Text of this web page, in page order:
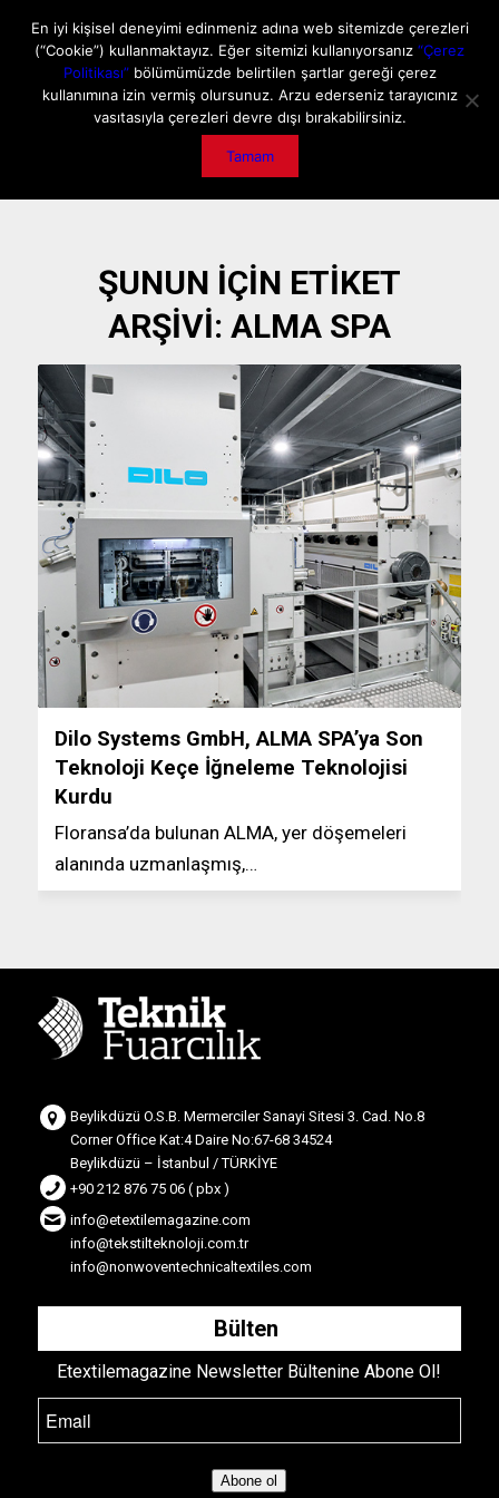
GİZLİLİK POLİTİKASI İLETİŞİM ÖNEMLİ DUYURU
ŞUNUN IÇIN ETIKET
ARŞIVI: ALMA SPA
Dilo Systems GmbH, ALMA SPA’ya Son
Teknoloji Keçe İğneleme Teknolojisi
Kurdu
Floransa’da bulunan ALMA, yer döşemeleri
alanında uzmanlaşmış,…
Beylikdüzü O.S.B. Mermerciler Sanayi Sitesi 3. Cad. No.8
Corner Office Kat:4 Daire No:67-68 34524
Beylikdüzü – İstanbul / TÜRKİYE
+90 212 876 75 06 ( pbx )
info@etextilemagazine.com
info@tekstilteknoloji.com.tr
info@nonwoventechnicaltextiles.com
Bülten
Etextilemagazine Newsletter Bültenine Abone Ol!
Abone ol
En iyi kişisel deneyimi edinmeniz adına web sitemizde çerezleri
(“Cookie”) kullanmaktayız. Eğer sitemizi kullanıyorsanız “Çerez
Politikası”bölümümüzde belirtilen şartlar gereği çerez
kullanımına izin vermiş olursunuz. Arzu ederseniz tarayıcınız
vasıtasıyla çerezleri devre dışı bırakabilirsiniz.
Tamam